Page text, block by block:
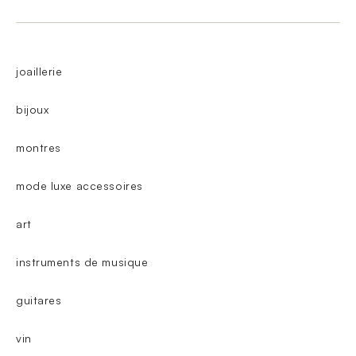
joaillerie
bijoux
montres
mode luxe accessoires
art
instruments de musique
guitares
vin